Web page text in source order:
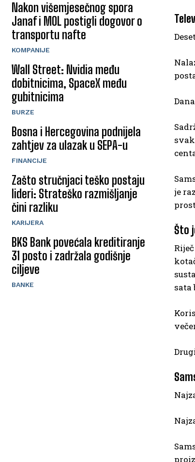
Nakon višemjesečnog spora
Janaf i MOL postigli dogovor o
transportu nafte
KOMPANIJE
Wall Street: Nvidia među
dobitnicima, SpaceX među
gubitnicima
BURZE
Bosna i Hercegovina podnijela
zahtjev za ulazak u SEPA-u
FINANCIJE
Zašto stručnjaci teško postaju
lideri: Strateško razmišljanje
čini razliku
KARIJERA
BKS Bank povećala kreditiranje
31 posto i zadržala godišnje
ciljeve
BANKE
je
Što
sata